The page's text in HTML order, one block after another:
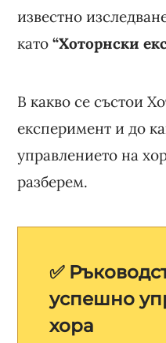
известно
като“Хоторнски
В какво се състои
експеримент и до
управлението на
разберем.
✅
успешно
хора